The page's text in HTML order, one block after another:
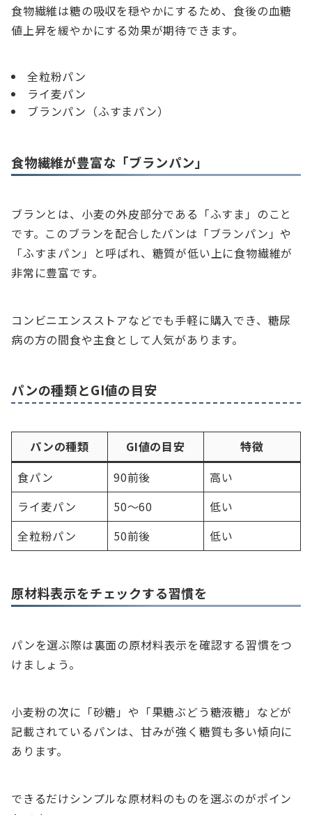
食物繊維は糖の吸収を穏やかにするため、食後の血糖
値上昇を緩やかにする効果が期待できます。
全粒粉パン
ライ麦パン
ブランパン（ふすまパン）
食物繊維が豊富な「ブランパン」
ブランとは、小麦の外皮部分である「ふすま」のこと
です。このブランを配合したパンは「ブランパン」や
「ふすまパン」と呼ばれ、糖質が低い上に食物繊維が
非常に豊富です。
コンビニエンスストアなどでも手軽に購入でき、糖尿
病の方の間食や主食として人気があります。
パンの種類とGI値の目安
パンの種類 GI値の目安
特徴
食パン
90前後
高い
ライ麦パン
50～60
低い
全粒粉パン
50前後 低い
原材料表示をチェックする習慣を
パンを選ぶ際は裏面の原材料表示を確認する習慣をつ
けましょう。
小麦粉の次に「砂糖」や「果糖ぶどう糖液糖」などが
記載されているパンは、甘みが強く糖質も多い傾向に
あります。
できるだけシンプルな原材料のものを選ぶのがポイン